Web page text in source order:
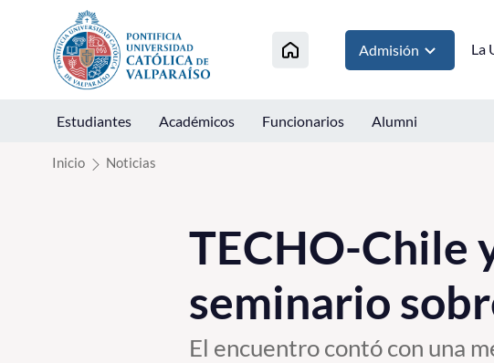
Click acá para ir directamente al contenido
Admisión La
Estudiantes Académicos Funcionarios Alumni
Inicio Noticias
TECHO-Chile
seminario
El encuentro contó con una